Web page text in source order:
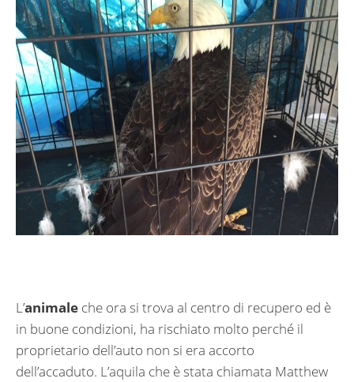
L’animale che ora si trova al centro di recupero ed è
in buone condizioni, ha rischiato molto perché il
proprietario dell’auto non si era accorto
dell’accaduto. L’aquila che è stata chiamata Matthew